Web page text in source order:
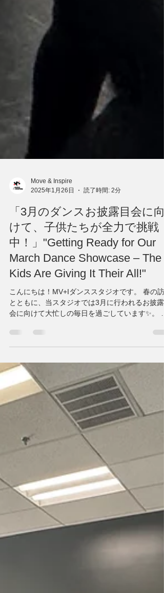
Move & Inspire
2025年1月26日
読了時間: 2分
「3月のダンスお披露目会に向
けて、子供たちが全力で挑戦
中！」"Getting Ready for Our
March Dance Showcase – The
Kids Are Giving It Their All!"
こんにちは！MV+Iダンススタジオです。 春の訪
とともに、当スタジオでは3月に行われるお披露
会に向けて大忙しの毎日を過ごしています✨。 今
回は、日々レッスンに励む子供たちの様子を少し
ご紹介します！ 現在、子供クラスではお披露目
に向けた振り付けを全員で練習中。みんなでタ...